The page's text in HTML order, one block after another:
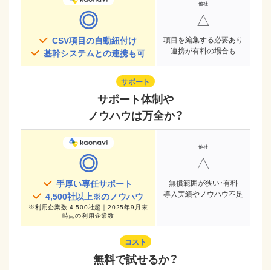
◎
CSV項目の自動紐付け
基幹システムとの連携も可
△
項目を編集する必要あり
連携が有料の場合も
サポート
サポート体制や
ノウハウは万全か？
◎
手厚い専任サポート
4,500社以上※のノウハウ
※利用企業数 4,500社超｜2025年9月末
時点の利用企業数
△
無償範囲が狭い・有料
導入実績やノウハウ不足
コスト
無料で試せるか？